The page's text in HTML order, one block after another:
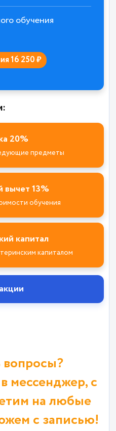
обучения
16 250 ₽
20%
предметы
вычет 13%
обучения
капитал
капиталом
мессенджер, с
на любые
с записью!